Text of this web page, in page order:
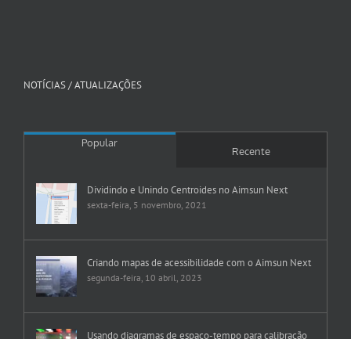
NOTÍCIAS / ATUALIZAÇÕES
Popular
Recente
Dividindo e Unindo Centroides no Aimsun Next
sexta-feira, 5 novembro, 2021
Criando mapas de acessibilidade com o Aimsun Next
segunda-feira, 10 abril, 2023
Usando diagramas de espaço-tempo para calibração